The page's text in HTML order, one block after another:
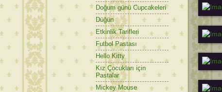
Doğum günü Cupcakeleri
Düğün
Etkinlik Tarifleri
Futbol Pastası
Hello Kitty
Kız Çocukları için
Pastalar
Mickey Mouse